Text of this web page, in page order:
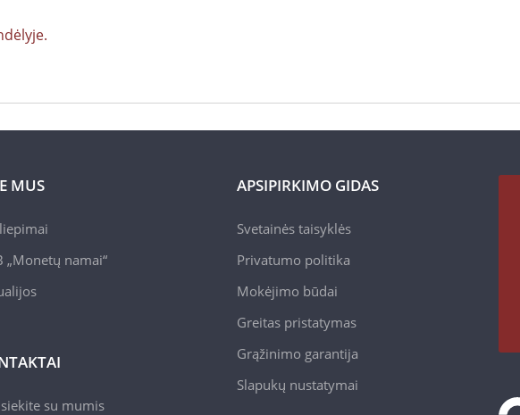
MUS
„Monetų namai“
su mumis
APSIPIRKIMO GIDAS
Svetainės taisyklės
Privatumo politika
Mokėjimo būdai
Greitas pristatymas
Grąžinimo garantija
Slapukų nustatymai